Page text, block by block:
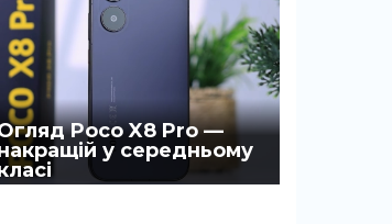
Poco X8 Pro —
у середньому